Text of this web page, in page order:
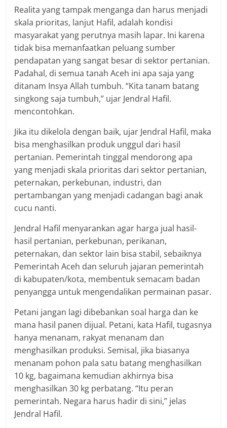
Realita yang tampak menganga dan harus menjadi
skala prioritas, lanjut Hafil, adalah kondisi
masyarakat yang perutnya masih lapar. Ini karena
tidak bisa memanfaatkan peluang sumber
pendapatan yang sangat besar di sektor pertanian.
Padahal, di semua tanah Aceh ini apa saja yang
ditanam Insya Allah tumbuh. “Kita tanam batang
singkong saja tumbuh,” ujar Jendral Hafil.
mencontohkan.
Jika itu dikelola dengan baik, ujar Jendral Hafil, maka
bisa menghasilkan produk unggul dari hasil
pertanian. Pemerintah tinggal mendorong apa
yang menjadi skala prioritas dari sektor pertanian,
peternakan, perkebunan, industri, dan
pertambangan yang menjadi cadangan bagi anak
cucu nanti.
Jendral Hafil menyarankan agar harga jual hasil-
hasil pertanian, perkebunan, perikanan,
peternakan, dan sektor lain bisa stabil, sebaiknya
Pemerintah Aceh dan seluruh jajaran pemerintah
di kabupaten/kota, membentuk semacam badan
penyangga untuk mengendalikan permainan pasar.
Petani jangan lagi dibebankan soal harga dan ke
mana hasil panen dijual. Petani, kata Hafil, tugasnya
hanya menanam, rakyat menanam dan
menghasilkan produksi. Semisal, jika biasanya
menanam pohon pala satu batang menghasilkan
10 kg, bagaimana kemudian akhirnya bisa
menghasilkan 30 kg perbatang. “Itu peran
pemerintah. Negara harus hadir di sini,” jelas
Jendral Hafil.